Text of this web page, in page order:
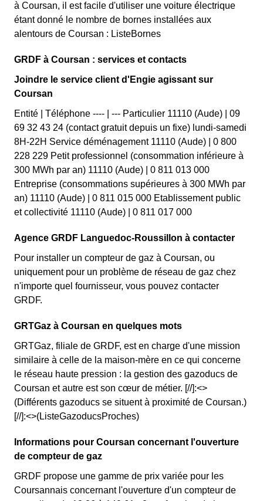
à Coursan, il est facile d'utiliser une voiture électrique
étant donné le nombre de bornes installées aux
alentours de Coursan : ListeBornes
GRDF à Coursan : services et contacts
Joindre le service client d'Engie agissant sur
Coursan
Entité | Téléphone ---- | --- Particulier 11110 (Aude) | 09
69 32 43 24 (contact gratuit depuis un fixe) lundi-samedi
8H-22H Service déménagement 11110 (Aude) | 0 800
228 229 Petit professionnel (consommation inférieure à
300 MWh par an) 11110 (Aude) | 0 811 013 000
Entreprise (consommations supérieures à 300 MWh par
an) 11110 (Aude) | 0 811 015 000 Etablissement public
et collectivité 11110 (Aude) | 0 811 017 000
Agence GRDF Languedoc-Roussillon à contacter
Pour installer un compteur de gaz à Coursan, ou
uniquement pour un problème de réseau de gaz chez
n'importe quel fournisseur, vous pouvez contacter
GRDF.
GRTGaz à Coursan en quelques mots
GRTGaz, filiale de GRDF, est en charge d'une mission
similaire à celle de la maison-mère en ce qui concerne
le réseau haute pression : la gestion des gazoducs de
Coursan et autre est son cœur de métier. [//]:<>
(Différents gazoducs se situent à proximité de Coursan.)
[//]:<>(ListeGazoducsProches)
Informations pour Coursan concernant l'ouverture
de compteur de gaz
GRDF propose une gamme de prix variée pour les
Coursannais concernant l'ouverture d'un compteur de